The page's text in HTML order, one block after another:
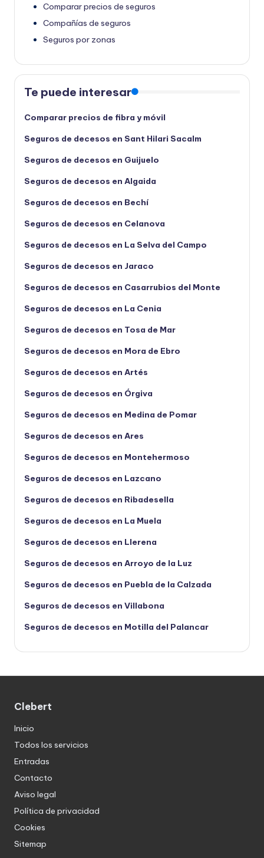
Comparar precios de seguros
Compañías de seguros
Seguros por zonas
Te puede interesar
Comparar precios de fibra y móvil
Seguros de decesos en Sant Hilari Sacalm
Seguros de decesos en Guijuelo
Seguros de decesos en Algaida
Seguros de decesos en Bechí
Seguros de decesos en Celanova
Seguros de decesos en La Selva del Campo
Seguros de decesos en Jaraco
Seguros de decesos en Casarrubios del Monte
Seguros de decesos en La Cenia
Seguros de decesos en Tosa de Mar
Seguros de decesos en Mora de Ebro
Seguros de decesos en Artés
Seguros de decesos en Órgiva
Seguros de decesos en Medina de Pomar
Seguros de decesos en Ares
Seguros de decesos en Montehermoso
Seguros de decesos en Lazcano
Seguros de decesos en Ribadesella
Seguros de decesos en La Muela
Seguros de decesos en Llerena
Seguros de decesos en Arroyo de la Luz
Seguros de decesos en Puebla de la Calzada
Seguros de decesos en Villabona
Seguros de decesos en Motilla del Palancar
Clebert
Inicio
Todos los servicios
Entradas
Contacto
Aviso legal
Política de privacidad
Cookies
Sitemap